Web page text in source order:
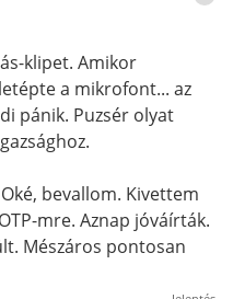
klipet. Amikor
a mikrofont... az
pánik. Puzsér olyat
Oké, bevallom. Kivettem
mre. Aznap jóváírták.
Mészáros pontosan